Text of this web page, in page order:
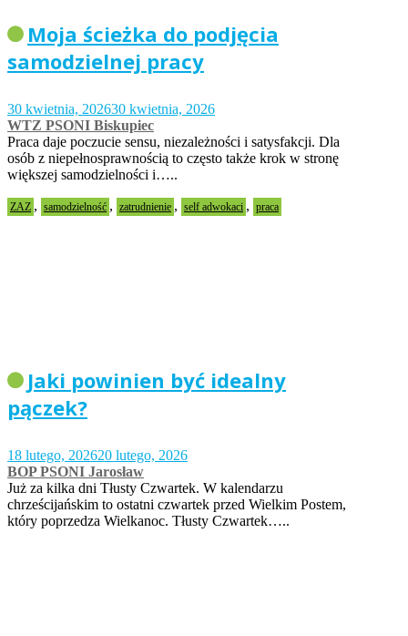
Moja ścieżka do podjęcia
samodzielnej pracy
30 kwietnia, 202630 kwietnia, 2026
WTZ PSONI Biskupiec
Praca daje poczucie sensu, niezależności i satysfakcji. Dla
osób z niepełnosprawnością to często także krok w stronę
większej samodzielności i…..
ZAZ , samodzielność , zatrudnienie , self adwokaci , praca
Jaki powinien być idealny
pączek?
18 lutego, 202620 lutego, 2026
BOP PSONI Jarosław
Już za kilka dni Tłusty Czwartek. W kalendarzu
chrześcijańskim to ostatni czwartek przed Wielkim Postem,
który poprzedza Wielkanoc. Tłusty Czwartek…..